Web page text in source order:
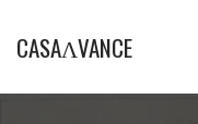
CASAɅVANCE
Casamance